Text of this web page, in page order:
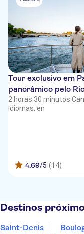
Tour exclusivo em
panorâmico pelo
2 horas 30 minutos·
Idiomas: en
4,69/5 (14)
Destinos
Saint-Denis